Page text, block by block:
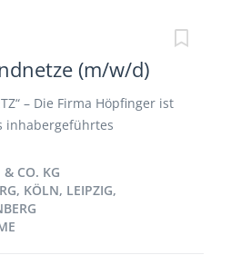
(m/w/d)
– Die Firma Höpfinger ist
inhabergeführtes
um das Thema
Team an
Wir übernehmen die
und Instandhaltung von
& CO. KG
KÖLN, LEIPZIG,